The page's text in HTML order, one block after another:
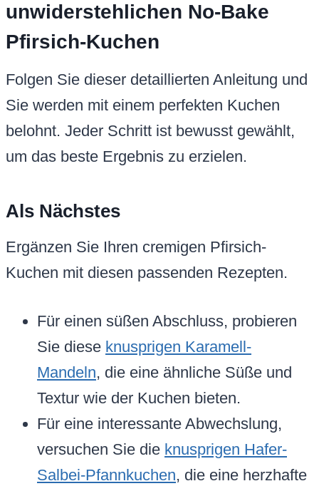
unwiderstehlichen No-Bake
Pfirsich-Kuchen
Folgen Sie dieser detaillierten Anleitung und
Sie werden mit einem perfekten Kuchen
belohnt. Jeder Schritt ist bewusst gewählt,
um das beste Ergebnis zu erzielen.
Als Nächstes
Ergänzen Sie Ihren cremigen Pfirsich-
Kuchen mit diesen passenden Rezepten.
Für einen süßen Abschluss, probieren
Sie diese knusprigen Karamell-
Mandeln, die eine ähnliche Süße und
Textur wie der Kuchen bieten.
Für eine interessante Abwechslung,
versuchen Sie die knusprigen Hafer-
Salbei-Pfannkuchen, die eine herzhafte